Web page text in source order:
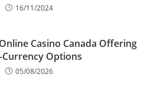
16/11/2024
Casino Canada Offering
Options
05/08/2026